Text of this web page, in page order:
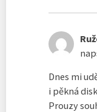
Dnes mi
i pěkná
Prouzy